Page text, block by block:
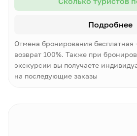
Подробнее
Отмена бронирования бесплатная
возврат 100%. Также при
экскурсии вы получаете
на последующие заказы